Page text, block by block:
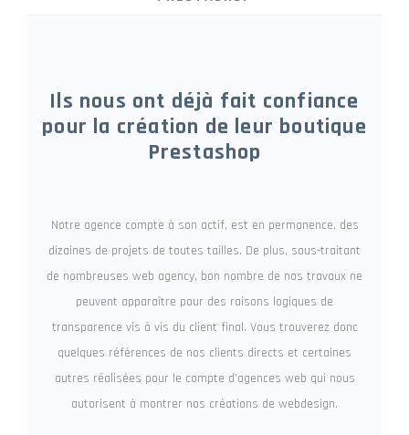
Ils nous ont déjà fait confiance
pour la création de leur boutique
Prestashop
Notre agence compte à son actif, est en permanence, des
dizaines de projets de toutes tailles. De plus, sous-traitant
de nombreuses web agency, bon nombre de nos travaux ne
peuvent apparaître pour des raisons logiques de
transparence vis à vis du client final. Vous trouverez donc
quelques références de nos clients directs et certaines
autres réalisées pour le compte d’agences web qui nous
autorisent à montrer nos créations de webdesign.